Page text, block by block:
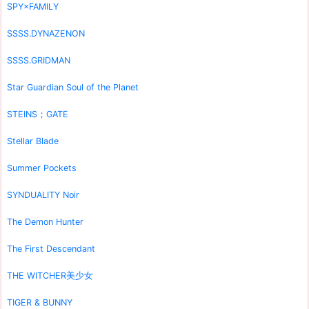
SPY×FAMILY
SSSS.DYNAZENON
SSSS.GRIDMAN
Star Guardian Soul of the Planet
STEINS；GATE
Stellar Blade
Summer Pockets
SYNDUALITY Noir
The Demon Hunter
The First Descendant
THE WITCHER美少女
TIGER & BUNNY